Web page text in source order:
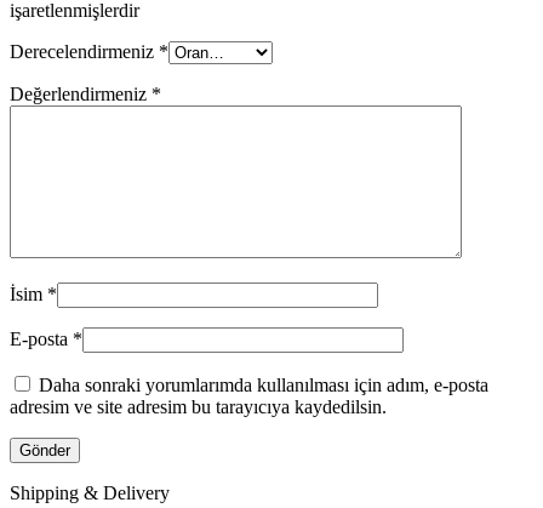
işaretlenmişlerdir
Derecelendirmeniz *
Değerlendirmeniz *
İsim *
E-posta *
Daha sonraki yorumlarımda kullanılması için adım, e-posta
adresim ve site adresim bu tarayıcıya kaydedilsin.
Shipping & Delivery